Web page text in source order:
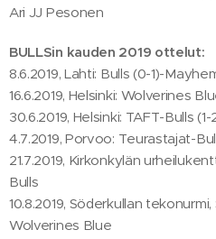
Ari JJ Pesonen
BULLSin kauden 2019 ottelut:
8.6.2019, Lahti: Bulls (0-1)-
16.6.2019, Helsinki: Wolverines
30.6.2019, Helsinki: TAFT-Bulls
4.7.2019, Porvoo: Teurastajat-
21.7.2019, Kirkonkylän
Bulls
10.8.2019, Söderkullan
Wolverines Blue